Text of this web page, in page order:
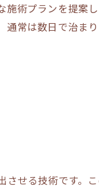
ン
術プランを提案
常は数日で治ま
せる技術です。